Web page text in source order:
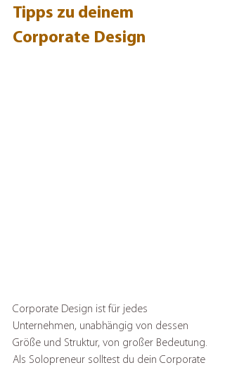
Tipps zu deinem
Corporate Design
Corporate Design ist für jedes
Unternehmen, unabhängig von dessen
Größe und Struktur, von großer Bedeutung.
Als Solopreneur solltest du dein Corporate